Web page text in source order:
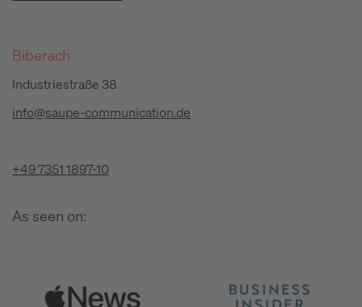
Biberach
Industriestraße 38
info@saupe-communication.de
+49 7351 1897-10
As seen on: